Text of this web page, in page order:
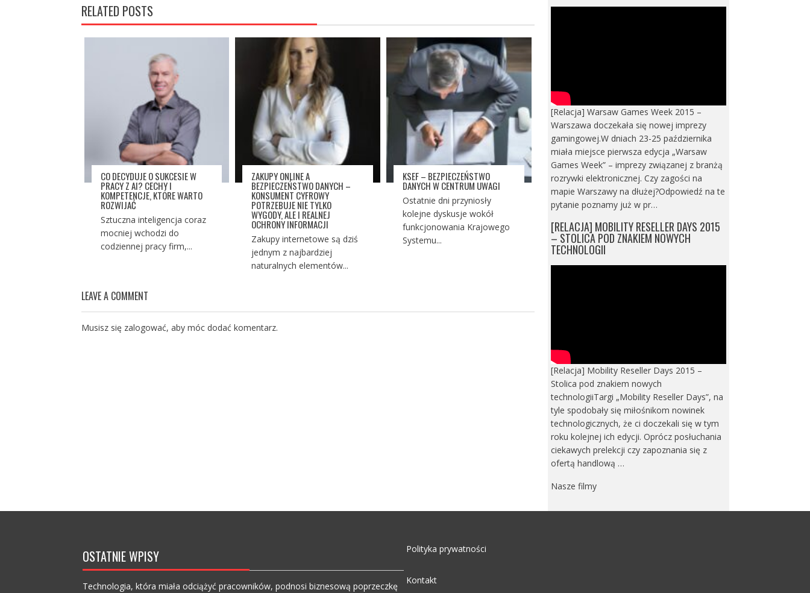
RELATED POSTS
CO DECYDUJE O SUKCESIE W
PRACY Z AI? CECHY I
KOMPETENCJE, KTÓRE WARTO
ROZWIJAĆ
Sztuczna inteligencja coraz
mocniej wchodzi do
codziennej pracy firm,...
ZAKUPY ONLINE A
BEZPIECZEŃSTWO DANYCH –
KONSUMENT CYFROWY
POTRZEBUJE NIE TYLKO
WYGODY, ALE I REALNEJ
OCHRONY INFORMACJI
Zakupy internetowe są dziś
jednym z najbardziej
naturalnych elementów...
KSEF – BEZPIECZEŃSTWO
DANYCH W CENTRUM UWAGI
Ostatnie dni przyniosły
kolejne dyskusje wokół
funkcjonowania Krajowego
Systemu...
LEAVE A COMMENT
Musisz się zalogować, aby móc dodać komentarz.
[Relacja] Warsaw Games Week 2015 –
Warszawa doczekała się nowej imprezy
gamingowej.W dniach 23-25 października
miała miejsce pierwsza edycja „Warsaw
Games Week” – imprezy związanej z branżą
rozrywki elektronicznej. Czy zagości na
mapie Warszawy na dłużej?Odpowiedź na te
pytanie poznamy już w pr…
[RELACJA] MOBILITY RESELLER DAYS 2015
– STOLICA POD ZNAKIEM NOWYCH
TECHNOLOGII
[Relacja] Mobility Reseller Days 2015 –
Stolica pod znakiem nowych
technologiiTargi „Mobility Reseller Days”, na
tyle spodobały się miłośnikom nowinek
technologicznych, że ci doczekali się w tym
roku kolejnej ich edycji. Oprócz posłuchania
ciekawych prelekcji czy zapoznania się z
ofertą handlową …
Nasze filmy
OSTATNIE WPISY
Technologia, która miała odciążyć pracowników, podnosi biznesową poprzeczkę
Polityka prywatności
Kontakt